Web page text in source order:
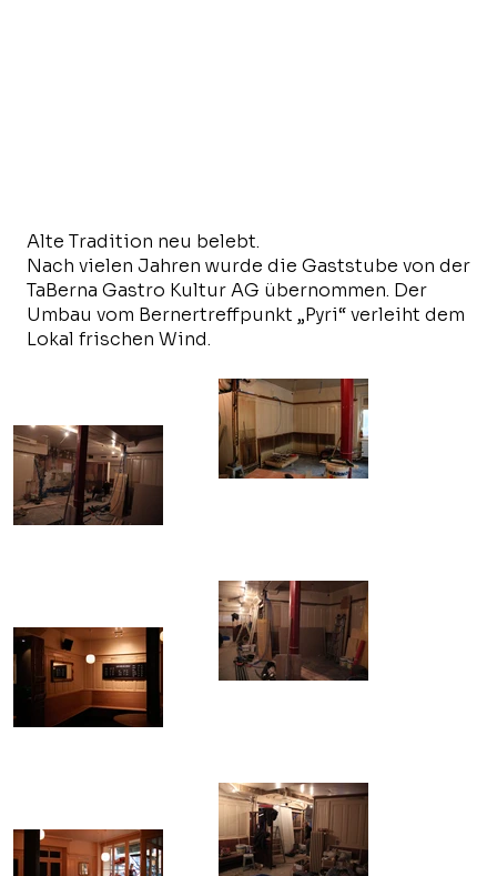
Alte Tradition neu belebt.
Nach vielen Jahren wurde die Gaststube von der
TaBerna Gastro Kultur AG übernommen. Der
Umbau vom Bernertreffpunkt „Pyri“ verleiht dem
Lokal frischen Wind.